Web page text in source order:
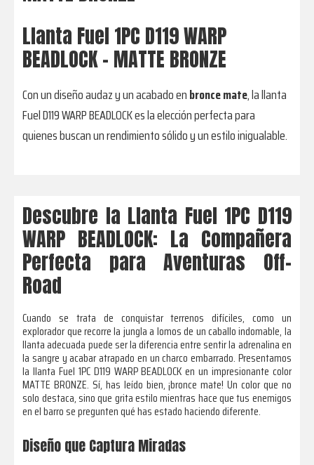
Llanta Fuel 1PC D119 WARP
BEADLOCK - MATTE BRONZE
Con un diseño audaz y un acabado enbronce mate, la llanta
Fuel D119 WARP BEADLOCK es la elección perfecta para
quienes buscan un rendimiento sólido y un estilo inigualable.
Descubre la Llanta Fuel 1PC D119
WARP BEADLOCK: La Compañera
Perfecta para Aventuras Off-
Road
Cuando se trata de conquistar terrenos difíciles, como un
explorador que recorre la jungla a lomos de un caballo indomable, la
llanta adecuada puede ser la diferencia entre sentir la adrenalina en
la sangre y acabar atrapado en un charco embarrado. Presentamos
la llanta Fuel 1PC D119 WARP BEADLOCK en un impresionante color
MATTE BRONZE. Sí, has leído bien, ¡bronce mate! Un color que no
solo destaca, sino que grita estilo mientras hace que tus enemigos
en el barro se pregunten qué has estado haciendo diferente.
Diseño que Captura Miradas